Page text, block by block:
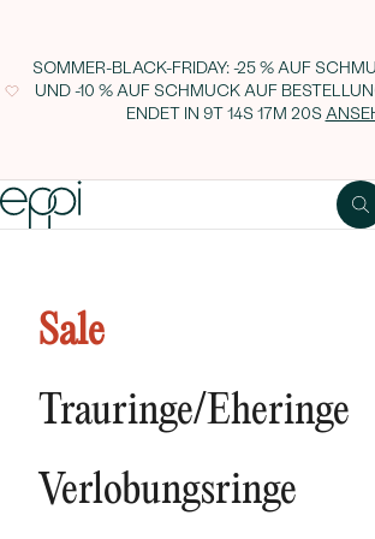
SOMMER-BLACK-FRIDAY: -25 % AUF
UND -10 % AUF SCHMUCK AUF
ENDET IN9T 14S 17M 19S
Sale
Trauringe/Eheringe
NEUHEITEN
Verlobungsringe